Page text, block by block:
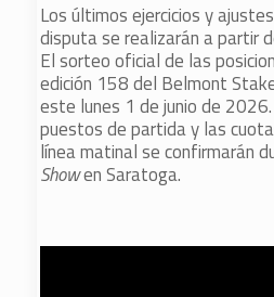
Los últimos ejercicios y
disputa se realizarán a partir
El sorteo oficial de las
edición 158 del Belmont
este lunes 1 de junio de
puestos de partida y las
línea matinal se confirmarán
Showen Saratoga.